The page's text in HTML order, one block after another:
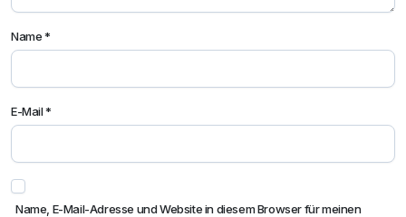
Name*
E-Mail*
Name, E-Mail-Adresse und Website in diesem Browser für meinen